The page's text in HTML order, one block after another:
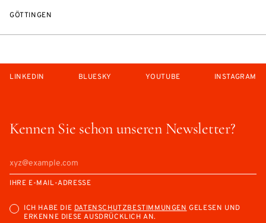
GÖTTINGEN
Kennen Sie schon unseren Newsletter?
IHRE E-MAIL-ADRESSE
ICH HABE DIEDATENSCHUTZBESTIMMUNGENGELESEN UND
ERKENNE DIESE AUSDRÜCKLICH AN.
LINKEDIN BLUESKY YOUTUBE INSTAGRAM